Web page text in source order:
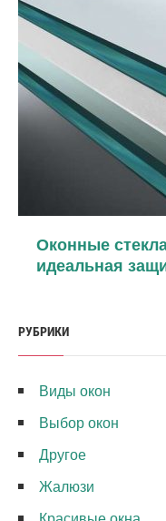
Оконные
идеальная
РУБРИКИ
Виды окон
Выбор окон
Другое
Жалюзи